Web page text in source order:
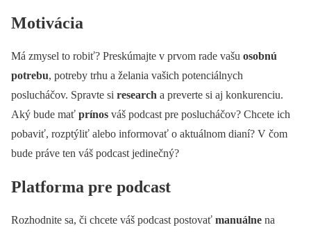
Motivácia
Má zmysel to robiť? Preskúmajte v prvom rade vašu osobnú
potrebu, potreby trhu a želania vašich potenciálnych
poslucháčov. Spravte si research a preverte si aj konkurenciu.
Aký bude mať prínos váš podcast pre poslucháčov? Chcete ich
pobaviť, rozptýliť alebo informovať o aktuálnom dianí? V čom
bude práve ten váš podcast jedinečný?
Platforma pre podcast
Rozhodnite sa, či chcete váš podcast postovať manuálne na